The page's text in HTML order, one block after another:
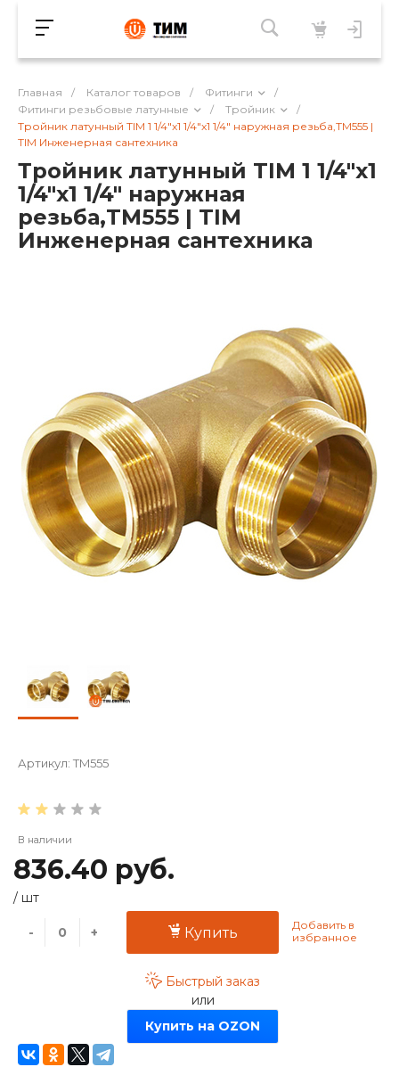
Главная / Каталог товаров / Фитинги
/
Фитинги резьбовые латунные
/ Тройник
/
Тройник латунный TIM 1 1/4"x1 1/4"x1 1/4" наружная резьба,TM555 |
TIM Инженерная сантехника
Тройник латунный TIM 1 1/4"x1
1/4"x1 1/4" наружная
резьба,TM555 | TIM
Инженерная сантехника
Артикул: TM555
В наличии
836.40 руб.
/ шт
- + Купить
Быстрый заказ
или
Купить на OZON